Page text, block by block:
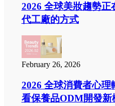
2026 全球美妝趨勢
代工廠的方式
February 26, 2026
2026 全球消費者心理
看保養品ODM開發新